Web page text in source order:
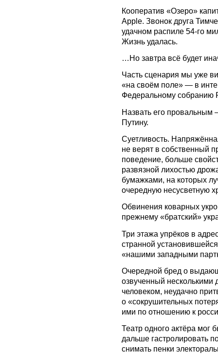
Кооператив «Озеро»
Apple. Звонок друга
удачном распиле 54-го
Жизнь удалась.
…Но завтра всё будет
Часть сценария мы уже
«на своём поле» — в
Федеральному собранию
Назвать его провальным
Путину.
Суетливость.
не верят в собственный
поведение, больше
развязной лихостью
бумажками, на которых
очередную несусветную
Обвинения коварных
прежнему «братский»
Три этажа упрёков в
странной
«нашими западными
Очередной бред о
озвученный
человеком, неудачно
о «сокрушительных
ими по отношению к
Театр одного актёра мог
дальше гастролировать
снимать пенки